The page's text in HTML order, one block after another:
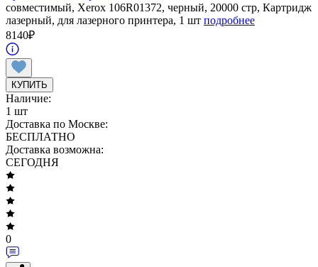
совместимый, Xerox 106R01372, черный, 20000 стр, Картридж
лазерный, для лазерного принтера, 1 шт подробнее
8140₽
КУПИТЬ
Наличие:
1 шт
Доставка по Москве:
БЕСПЛАТНО
Доставка возможна:
СЕГОДНЯ
0